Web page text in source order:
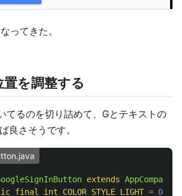
ってきた。
を調整する
てるのを切り詰めて、Gとテキストの
良さそうです。
extends
final int COLOR_STYLE_LIGHT = 0